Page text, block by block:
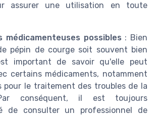
assurer une utilisation en toute
médicamenteuses possibles : Bien
pépin de courge soit souvent bien
important de savoir qu'elle peut
certains médicaments, notamment
pour le traitement des troubles de la
conséquent, il est toujours
de consulter un professionnel de